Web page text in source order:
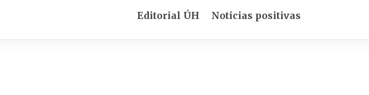
Editorial ÚH Noticias positivas